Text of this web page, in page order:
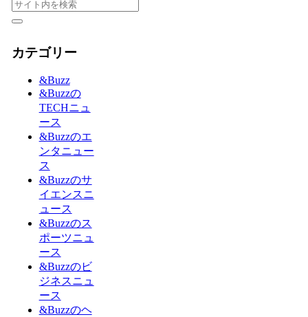
カテゴリー
&Buzz
&Buzzの
TECHニュ
ース
&Buzzのエ
ンタニュー
ス
&Buzzのサ
イエンスニ
ュース
&Buzzのス
ポーツニュ
ース
&Buzzのビ
ジネスニュ
ース
&Buzzのヘ